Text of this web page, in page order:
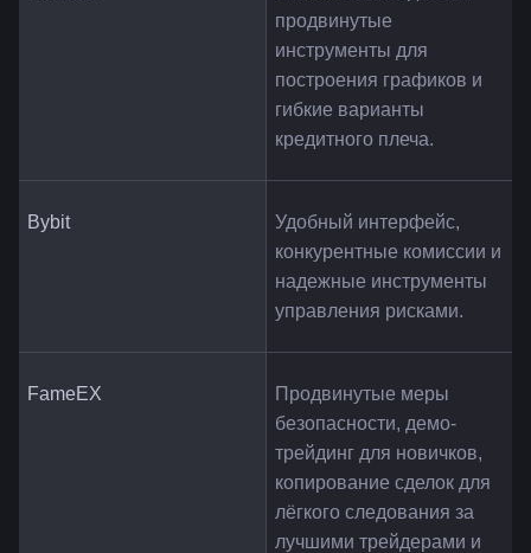
продвинутые
инструменты для
построения графиков и
гибкие варианты
кредитного плеча.
Bybit
Удобный интерфейс,
конкурентные комиссии и
надежные инструменты
управления рисками.
FameEX
Продвинутые меры
безопасности, демо-
трейдинг для новичков,
копирование сделок для
лёгкого следования за
лучшими трейдерами и